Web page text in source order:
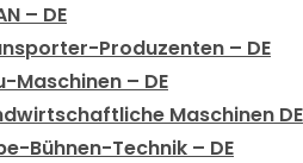
– DE
Produzenten – DE
Maschinen – DE
Maschinen DE
Bühnen-Technik – DE